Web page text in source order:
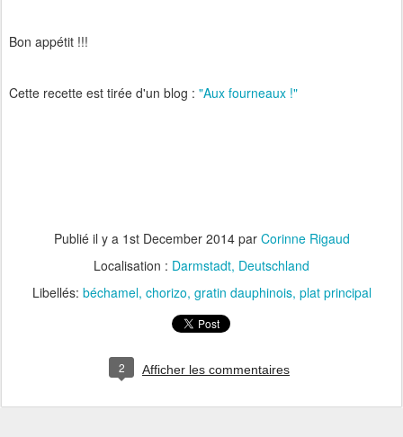
Bon appétit !!!
Cette recette est tirée d'un blog : "Aux fourneaux !"
Publié il y a 1st December 2014par Corinne Rigaud
Localisation : Darmstadt, Deutschland
Libellés: béchamel chorizo gratin dauphinois plat principal
2 Afficher les commentaires